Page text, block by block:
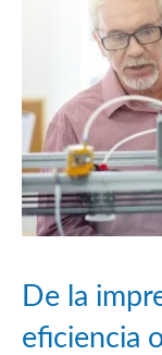
De la
eficiencia